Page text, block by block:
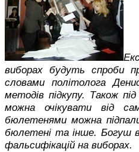
виборах будуть спроби
словами політолога
методів підкупу. Також
можна очікувати від
бюлетенями можна
бюлетені та інше. Богуш
фальсифікацій на виборах.